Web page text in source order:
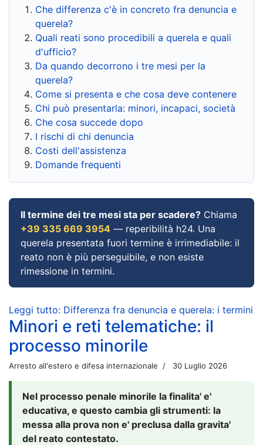
Che differenza c'è in concreto fra denuncia e
querela?
Quali reati sono procedibili a querela e quali
d'ufficio?
Da quando decorrono i tre mesi per la
querela?
Come si presenta e che cosa deve contenere
Chi può presentarla: minori, incapaci, società
Che cosa succede dopo
I rischi di chi denuncia
Costi dell'assistenza
Domande frequenti
Il termine dei tre mesi sta per scadere? Chiama
+39 335 669 3954 — reperibilità h24. Una
querela presentata fuori termine è irrimediabile: il
reato non è più perseguibile, e non esiste
rimessione in termini.
Leggi tutto: Differenza fra denuncia e querela: i termini
Minori e reti telematiche: il
processo minorile
Arresto all'estero e difesa internazionale 30 Luglio 2026
Nel processo penale minorile la finalita' e'
educativa, e questo cambia gli strumenti: la
messa alla prova non e' preclusa dalla gravita'
del reato contestato.